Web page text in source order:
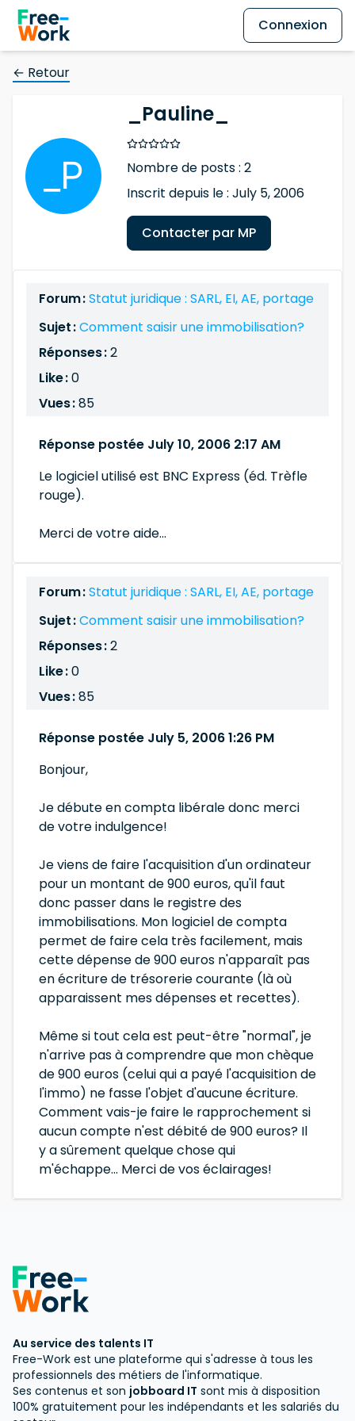
Connexion
← Retour
_Pauline_
Nombre de posts : 2
Inscrit depuis le : July 5, 2006
Contacter par MP
Forum :Statut juridique : SARL, EI, AE, portage
Sujet :Comment saisir une immobilisation?
Réponses :2
Like :0
Vues :85
Réponse postée July 10, 2006 2:17 AM
Le logiciel utilisé est BNC Express (éd. Trèfle
rouge).
Merci de votre aide...
Forum :Statut juridique : SARL, EI, AE, portage
Sujet :Comment saisir une immobilisation?
Réponses :2
Like :0
Vues :85
Réponse postée July 5, 2006 1:26 PM
Bonjour,
Je débute en compta libérale donc merci
de votre indulgence!
Je viens de faire l'acquisition d'un ordinateur
pour un montant de 900 euros, qu'il faut
donc passer dans le registre des
immobilisations. Mon logiciel de compta
permet de faire cela très facilement, mais
cette dépense de 900 euros n'apparaît pas
en écriture de trésorerie courante (là où
apparaissent mes dépenses et recettes).
Même si tout cela est peut-être "normal", je
n'arrive pas à comprendre que mon chèque
de 900 euros (celui qui a payé l'acquisition de
l'immo) ne fasse l'objet d'aucune écriture.
Comment vais-je faire le rapprochement si
aucun compte n'est débité de 900 euros? Il
y a sûrement quelque chose qui
m'échappe... Merci de vos éclairages!
Au service des talents IT
Free-Work est une plateforme qui s'adresse à tous les
professionnels des métiers de l'informatique.
Ses contenus et son jobboard IT sont mis à disposition
100% gratuitement pour les indépendants et les salariés du